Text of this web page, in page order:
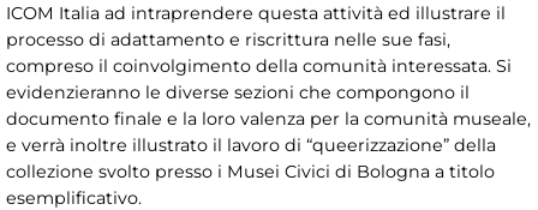
ICOM Italia ad intraprendere questa attività ed illustrare il
processo di adattamento e riscrittura nelle sue fasi,
compreso il coinvolgimento della comunità interessata. Si
evidenzieranno le diverse sezioni che compongono il
documento finale e la loro valenza per la comunità museale,
e verrà inoltre illustrato il lavoro di “queerizzazione” della
collezione svolto presso i Musei Civici di Bologna a titolo
esemplificativo.